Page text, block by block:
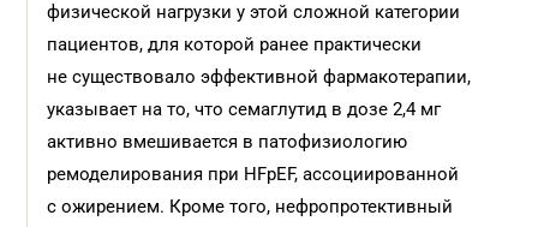
физической нагрузки у этой сложной категории
пациентов, для которой ранее практически
не существовало эффективной фармакотерапии,
указывает на то, что семаглутид в дозе 2,4 мг
активно вмешивается в патофизиологию
ремоделирования при HFpEF, ассоциированной
с ожирением. Кроме того, нефропротективный